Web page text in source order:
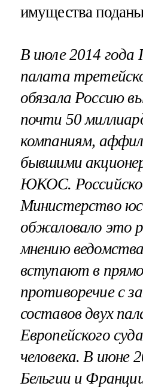
имущества
В июле 2014 года
палата
обязала Россию
почти 50
компаниям,
бывшими
ЮКОС.
Министерство
обжаловало это
мнению
вступают в
противоречие с
составов двух
Европейского
человека. В июне
Бельгии и